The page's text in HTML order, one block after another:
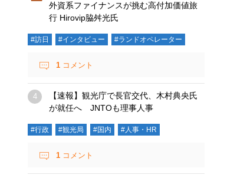
外資系ファイナンスが挑む高付加価値旅
行 Hirovip脇舛光氏
#訪日 #インタビュー #ランドオペレーター
1 コメント
【速報】観光庁で長官交代、木村典央氏
が就任へ JNTOも理事人事
#行政 #観光局 #国内 #人事・HR
1 コメント